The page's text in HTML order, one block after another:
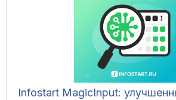
Infostart MagicInput: